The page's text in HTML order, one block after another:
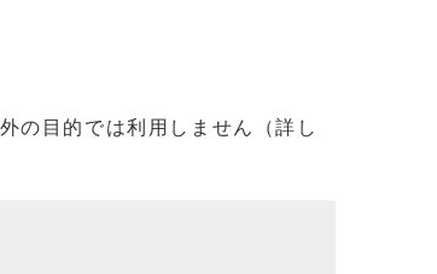
の目的では利用しません（詳し